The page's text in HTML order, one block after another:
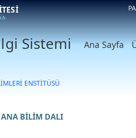
Sistemi Ana Sayfa
ENSTİTÜSÜ
ANA BİLİM DALI